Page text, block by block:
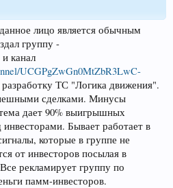
лицо является обычным
группу -
и канал
UCGPgZwGn0MtZbR3LwC-
разработку ТС "Логика движения".
сделками. Минусы
дает 90% выигрышных
Бывает работает в
которые в группе не
от инвесторов посылая в
рекламирует группу по
памм-инвесторов.